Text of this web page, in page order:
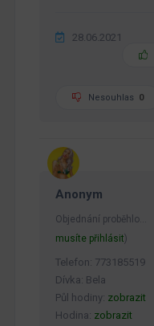
28.06.2021
Nesouhlas 0
Anonym
Objednání proběhlo…
musíte přihlásit )
Telefon: 773185519
Dívka: Bela
Půl hodiny: zobrazit
Hodina: zobrazit